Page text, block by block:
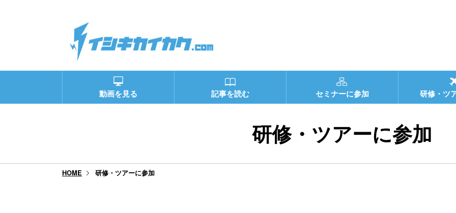
動画を見る 記事を読む セミナーに参加 研修・ツ
研修・ツアーに参加
HOME 研修・ツアーに参加